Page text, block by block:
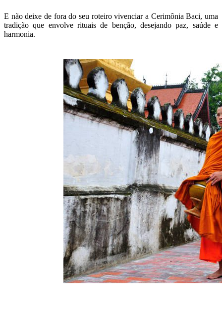
E não deixe de fora do seu roteiro vivenciar a Cerimônia Baci, uma
tradição que envolve rituais de benção, desejando paz, saúde e
harmonia.